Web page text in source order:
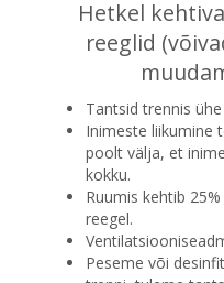
Hetkel
reeglid
Tantsid trennis
Inimeste liikumine
poolt välja, et
kokku.
Ruumis kehtib
reegel.
Peseme või